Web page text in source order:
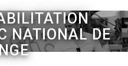
NATIONAL DE